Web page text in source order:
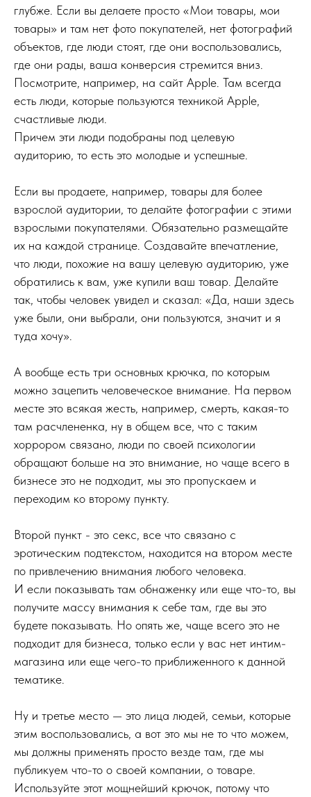
глубже. Если вы делаете просто «Мои товары, мои
товары» и там нет фото покупателей, нет фотографий
объектов, где люди стоят, где они воспользовались,
где они рады, ваша конверсия стремится вниз.
Посмотрите, например, на сайт Apple. Там всегда
есть люди, которые пользуются техникой Apple,
счастливые люди.
Причем эти люди подобраны под целевую
аудиторию, то есть это молодые и успешные.
Если вы продаете, например, товары для более
взрослой аудитории, то делайте фотографии с этими
взрослыми покупателями. Обязательно размещайте
их на каждой странице. Создавайте впечатление,
что люди, похожие на вашу целевую аудиторию, уже
обратились к вам, уже купили ваш товар. Делайте
так, чтобы человек увидел и сказал: «Да, наши здесь
уже были, они выбрали, они пользуются, значит и я
туда хочу».
А вообще есть три основных крючка, по которым
можно зацепить человеческое внимание. На первом
месте это всякая жесть, например, смерть, какая-то
там расчлененка, ну в общем все, что с таким
хоррором связано, люди по своей психологии
обращают больше на это внимание, но чаще всего в
бизнесе это не подходит, мы это пропускаем и
переходим ко второму пункту.
Второй пункт - это секс, все что связано с
эротическим подтекстом, находится на втором месте
по привлечению внимания любого человека.
И если показывать там обнаженку или еще что-то, вы
получите массу внимания к себе там, где вы это
будете показывать. Но опять же, чаще всего это не
подходит для бизнеса, только если у вас нет интим-
магазина или еще чего-то приближенного к данной
тематике.
Ну и третье место — это лица людей, семьи, которые
этим воспользовались, а вот это мы не то что можем,
мы должны применять просто везде там, где мы
публикуем что-то о своей компании, о товаре.
Используйте этот мощнейший крючок, потому что